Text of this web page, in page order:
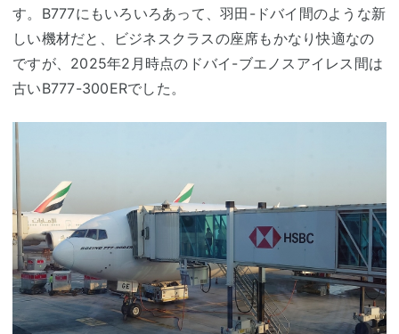
す。B777にもいろいろあって、羽田-ドバイ間のような新
しい機材だと、ビジネスクラスの座席もかなり快適なの
ですが、2025年2月時点のドバイ-ブエノスアイレス間は
古いB777-300ERでした。